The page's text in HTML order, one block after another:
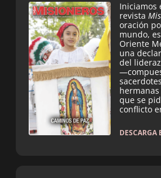
Iniciamos
revista
oración
mundo,
Oriente
una
del
que se
conflicto
DESCARGA